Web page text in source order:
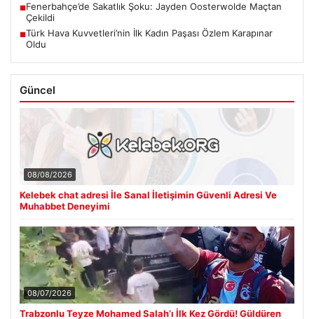
■Fenerbahçe’de Sakatlık Şoku: Jayden Oosterwolde Maçtan
Çekildi
■Türk Hava Kuvvetleri’nin İlk Kadın Paşası Özlem Karapınar
Oldu
Güncel
08/08/2026
Kelebek chat adresi İle Sanal İletişimin Güvenli Adresi Ve
Muhabbet Deneyimi
08/07/2026
Trabzonlu Teyze Mohamed Salah’ı İlk Kez Gördü! Güldüren